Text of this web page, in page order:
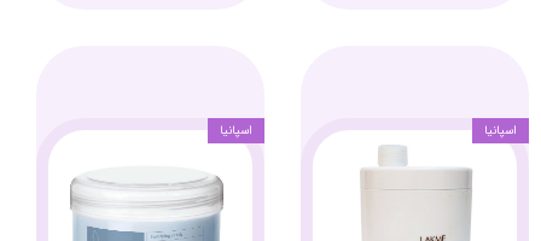
اسپانیا اسپانیا